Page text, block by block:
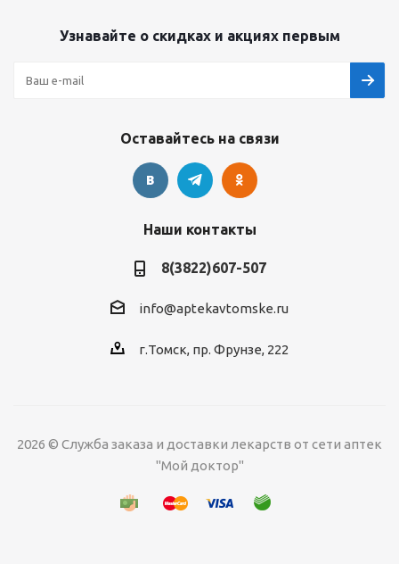
Узнавайте о скидках и акциях первым
Оставайтесь на связи
Наши контакты
8(3822)607-507
info@aptekavtomske.ru
г.Томск, пр. Фрунзе, 222
2026 © Служба заказа и доставки лекарств от сети аптек
"Мой доктор"